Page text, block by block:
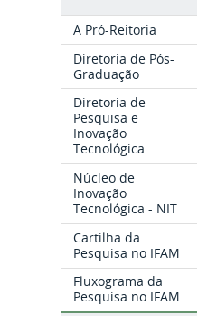
A Pró-Reitoria
Diretoria de Pós-
Graduação
Diretoria de
Pesquisa e
Inovação
Tecnológica
Núcleo de
Inovação
Tecnológica - NIT
Cartilha da
Pesquisa no IFAM
Fluxograma da
Pesquisa no IFAM